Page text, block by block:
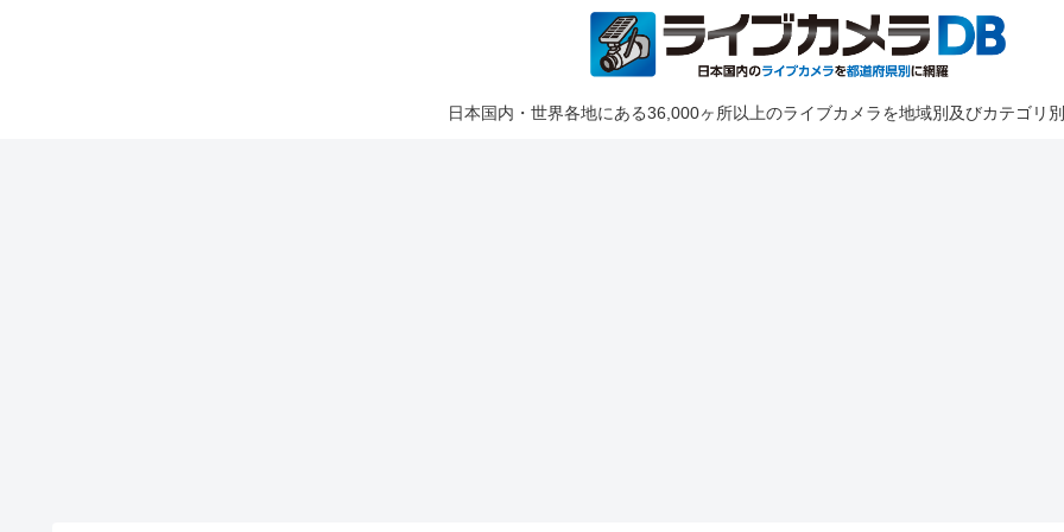
日本国内・世界各地にある36,000ヶ所以上のライブカメラを地域別及びカテゴリ別